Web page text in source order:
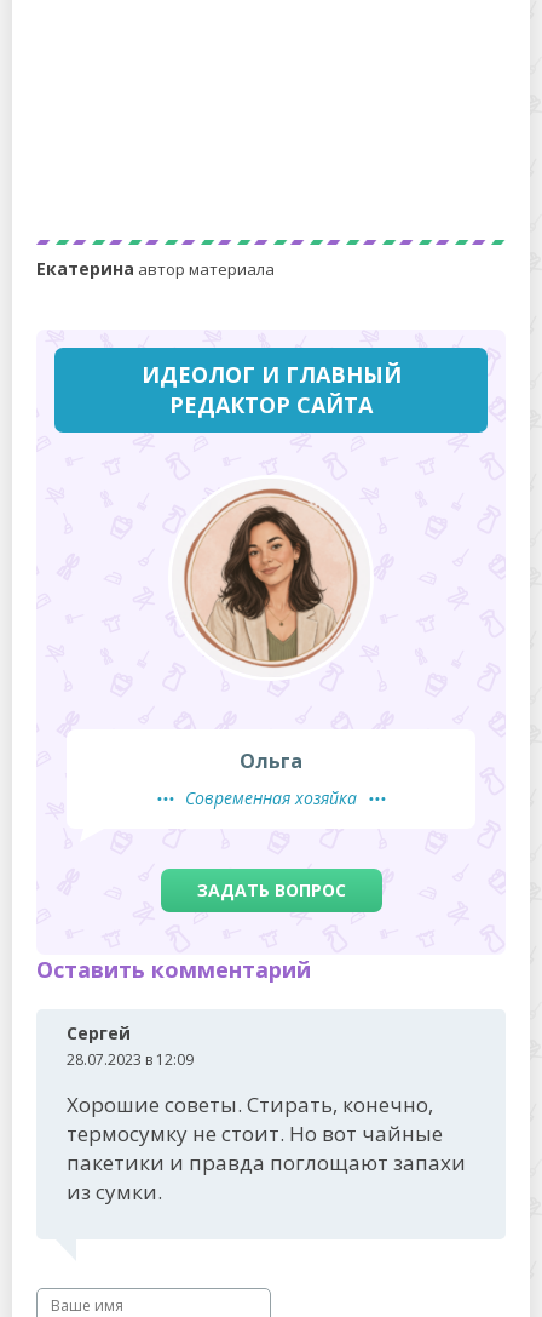
Екатерина автор материала
ИДЕОЛОГ И ГЛАВНЫЙ
РЕДАКТОР САЙТА
Ольга
Современная хозяйка
ЗАДАТЬ ВОПРОС
Оставить комментарий
Сергей
28.07.2023 в 12:09
Хорошие советы. Стирать, конечно,
термосумку не стоит. Но вот чайные
пакетики и правда поглощают запахи
из сумки.